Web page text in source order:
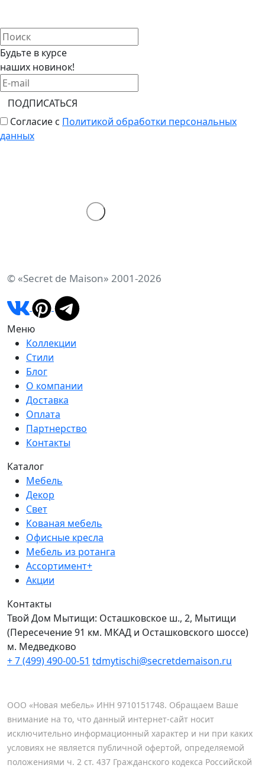
Будьте в курсе
наших новинок!
ПОДПИСАТЬСЯ
Согласие с Политикой обработки персональных
данных
© «Secret de Maison» 2001-2026
Меню
Коллекции
Стили
Блог
О компании
Доставка
Оплата
Партнерство
Контакты
Каталог
Мебель
Декор
Свет
Кованая мебель
Офисные кресла
Мебель из ротанга
Ассортимент+
Акции
Контакты
Твой Дом Мытищи: Осташковское ш., 2, Мытищи
(Пересечение 91 км. МКАД и Осташковского шоссе)
м. Медведково
+ 7 (499) 490-00-51 tdmytischi@secretdemaison.ru
ООО «Новая мебель» ИНН 9710151748. Обращаем Ваше
внимание на то, что данный интернет-сайт носит
исключительно информационный характер и ни при каких
условиях не является публичной офертой, определяемой
положениями ч. 2 ст. 437 Гражданского кодекса Российской